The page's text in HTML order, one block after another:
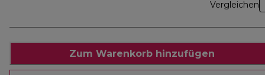
Vergleichen
Zum Warenkorb hinzufügen